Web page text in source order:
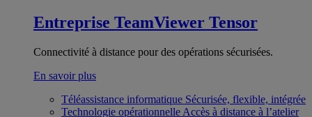
Entreprise TeamViewer Tensor
Connectivité à distance pour des opérations sécurisées.
En savoir plus
Téléassistance informatique Sécurisée, flexible, intégrée
Technologie opérationnelle Accès à distance à l’atelier